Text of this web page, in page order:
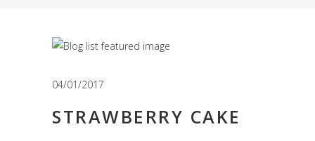
04/01/2017
STRAWBERRY CAKE